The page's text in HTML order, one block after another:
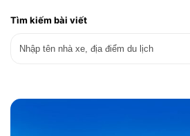
Tìm kiếm bài viết